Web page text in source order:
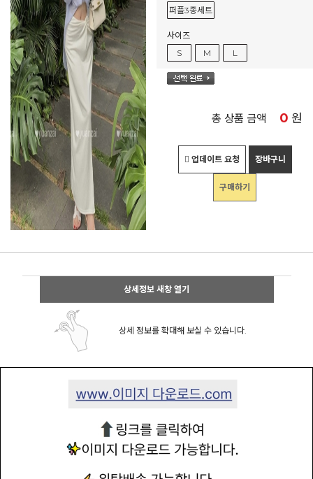
퍼플3종세트
사이즈
S
M L
총 상품 금액 0 원
업데이트 요청 장바구니
구매하기
상세정보 새창 열기
상세 정보를 확대해 보실 수 있습니다.